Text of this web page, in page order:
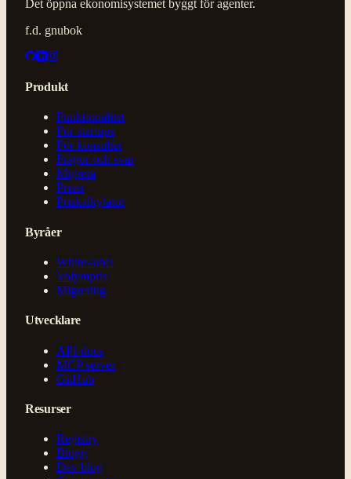
Det öppna ekonomisystemet byggt för agenter.
f.d. gnubok
Produkt
Funktionalitet
För startups
För konsulter
Frågor och svar
Migrera
Priser
Priskalkylator
Byråer
White-label
Volympris
Migrering
Utvecklare
API-docs
MCP server
GitHub
Resurser
Registry
Blogg
Dev blog